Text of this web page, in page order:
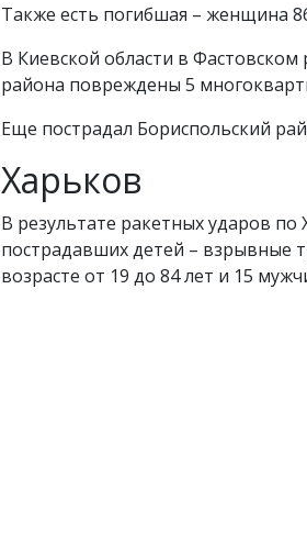
Также есть погибшая – женщина
В Киевской области в
района повреждены 5
Еще пострадал Бориспольский
Харьков
В результате ракетных ударов по
пострадавших детей – взрывные
возрасте от 19 до 84 лет и 15